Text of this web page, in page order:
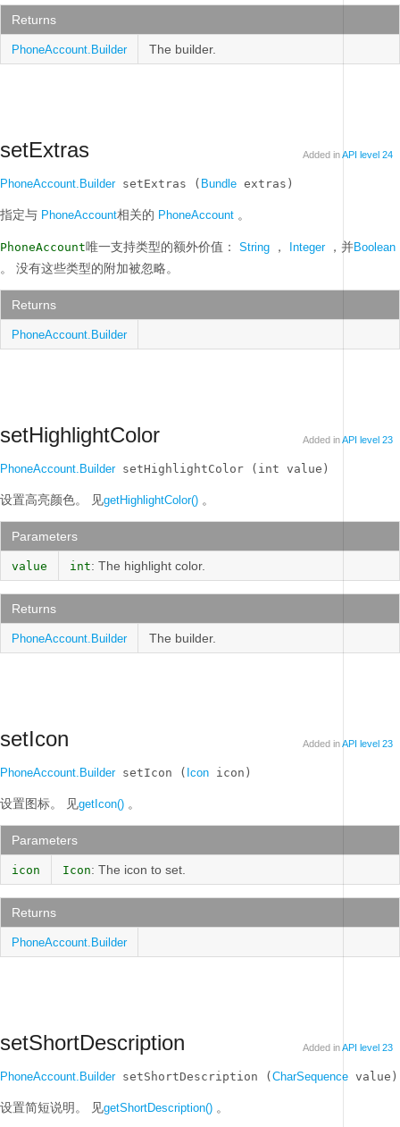
Returns
PhoneAccount.Builder The builder.
setExtras Added inAPI level 24
PhoneAccount.Builder setExtras ( Bundle extras)
指定与 PhoneAccount相关的 PhoneAccount 。
PhoneAccount唯一支持类型的额外价值： String ， Integer，并Boolean
。 没有这些类型的附加被忽略。
Returns
PhoneAccount.Builder
setHighlightColor Added inAPI level 23
PhoneAccount.Builder setHighlightColor (int value)
设置高亮颜色。 见getHighlightColor() 。
Parameters
value int: The highlight color.
Returns
PhoneAccount.Builder The builder.
setIcon Added inAPI level 23
PhoneAccount.Builder setIcon ( Icon icon)
设置图标。 见getIcon() 。
Parameters
icon Icon: The icon to set.
Returns
PhoneAccount.Builder
setShortDescription Added inAPI level 23
PhoneAccount.Builder setShortDescription ( CharSequence value)
设置简短说明。 见getShortDescription() 。